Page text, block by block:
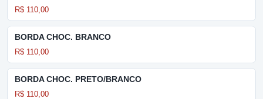
R$ 110,00
BORDA CHOC. BRANCO
R$ 110,00
BORDA CHOC. PRETO/BRANCO
R$ 110,00